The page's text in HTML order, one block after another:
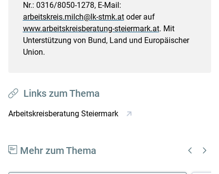
Nr.: 0316/8050-1278, E-Mail:
arbeitskreis.milch@lk-stmk.atoder auf
www.arbeitskreisberatung-steiermark.at. Mit
Unterstützung von Bund, Land und Europäischer
Union.
Links zum Thema
Arbeitskreisberatung Steiermark
Mehr zum Thema